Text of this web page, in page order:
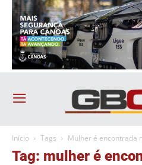
Início Tags Mulher é encontrada
Tag: mulher é